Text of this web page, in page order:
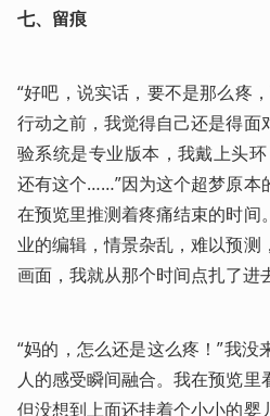
七、留痕
“好吧，说实话，要不是那么疼
行动之前，我觉得自己还是得面
验系统是专业版本，我戴上头环
还有这个……”因为这个超梦原本
在预览里推测着疼痛结束的时间
业的编辑，情景杂乱，难以预测
画面，我就从那个时间点扎了进
“妈的，怎么还是这么疼！”我
人的感受瞬间融合。我在预览里
但没想到上面还挂着个小小的婴